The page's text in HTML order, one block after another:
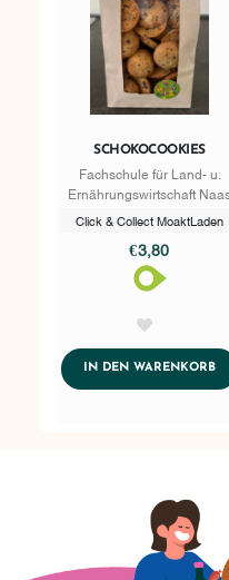
SCHOKOCOOKIES
Fachschule für Land- u.
Ernährungswirtschaft
Click & Collect MoaktLaden
€3,80
IN DEN WARENKORB